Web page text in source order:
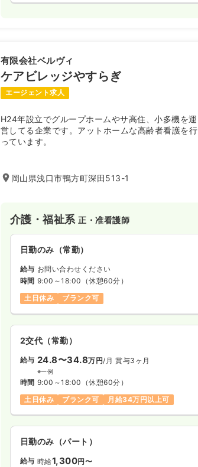
有限会社ベルヴィ
ケアビレッジやすらぎ
エージェント求人
H24年設立でグループホームやサ高住、小多機を運
営してる企業です。アットホームな高齢者看護を行
っています。
岡山県浅口市鴨方町深田513-1
介護・福祉系正・准看護師
日勤のみ（常勤）
給与 お問い合わせください
時間 9:00～18:00 （休憩60分）
土日休み
ブランク可
2交代（常勤）
給与 24.8〜34.8万円/月 賞与3ヶ月
※一例
時間 9:00～18:00 （休憩60分）
土日休み
ブランク可 月給34万円以上可
日勤のみ（パート）
給与 時給1,300円〜